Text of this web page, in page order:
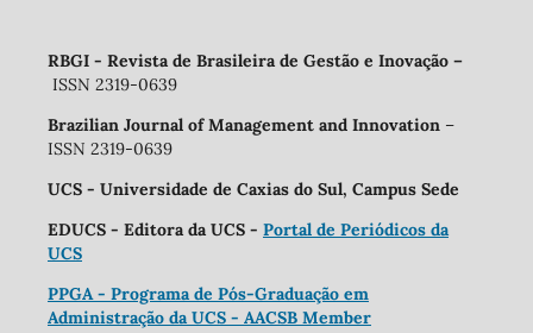
RBGI - Revista de Brasileira de Gestão e Inovação –
ISSN 2319-0639
Brazilian Journal of Management and Innovation –
ISSN 2319-0639
UCS - Universidade de Caxias do Sul, Campus Sede
EDUCS - Editora da UCS - Portal de Periódicos da
UCS
PPGA - Programa de Pós-Graduação em
Administração da UCS - AACSB Member